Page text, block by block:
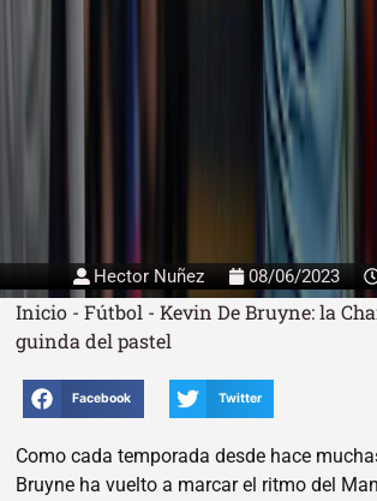
Hector Nuñez 08/06/2023
Inicio - Fútbol - Kevin De Bruyne: la
guinda del pastel
Facebook Twitter
Como cada temporada desde hace
Bruyne ha vuelto a marcar el ritmo del